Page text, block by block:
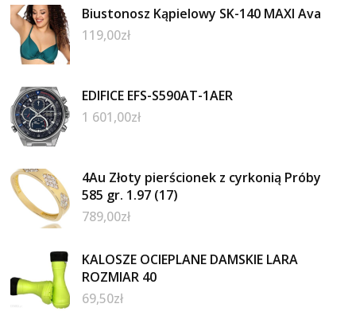
Biustonosz Kąpielowy SK-140 MAXI Ava
119,00zł
EDIFICE EFS-S590AT-1AER
1 601,00zł
4Au Złoty pierścionek z cyrkonią Próby
585 gr. 1.97 (17)
789,00zł
KALOSZE OCIEPLANE DAMSKIE LARA
ROZMIAR 40
69,50zł